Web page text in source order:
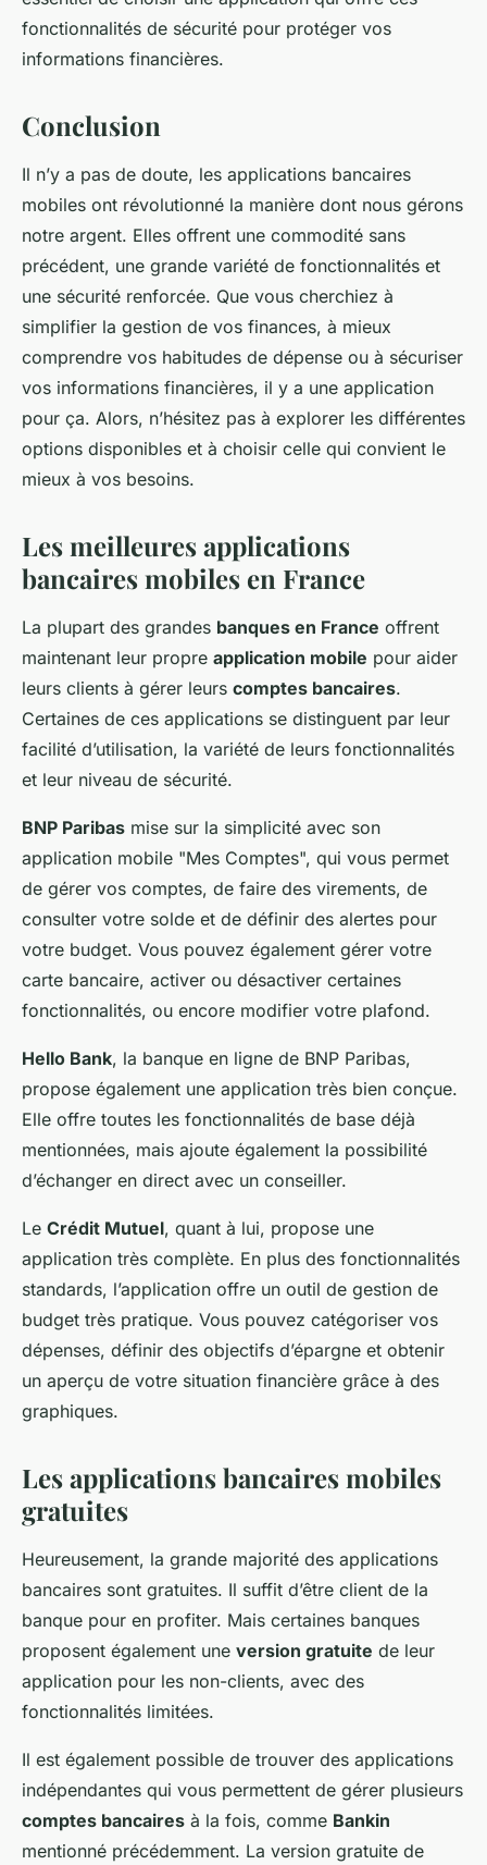
fonctionnalités de sécurité pour protéger vos
informations financières.
Conclusion
Il n’y a pas de doute, les applications bancaires
mobiles ont révolutionné la manière dont nous gérons
notre argent. Elles offrent une commodité sans
précédent, une grande variété de fonctionnalités et
une sécurité renforcée. Que vous cherchiez à
simplifier la gestion de vos finances, à mieux
comprendre vos habitudes de dépense ou à sécuriser
vos informations financières, il y a une application
pour ça. Alors, n’hésitez pas à explorer les différentes
options disponibles et à choisir celle qui convient le
mieux à vos besoins.
Les meilleures applications
bancaires mobiles en France
La plupart des grandes banques en France offrent
maintenant leur propre application mobile pour aider
leurs clients à gérer leurs comptes bancaires.
Certaines de ces applications se distinguent par leur
facilité d’utilisation, la variété de leurs fonctionnalités
et leur niveau de sécurité.
BNP Paribas mise sur la simplicité avec son
application mobile "Mes Comptes", qui vous permet
de gérer vos comptes, de faire des virements, de
consulter votre solde et de définir des alertes pour
votre budget. Vous pouvez également gérer votre
carte bancaire, activer ou désactiver certaines
fonctionnalités, ou encore modifier votre plafond.
Hello Bank, la banque en ligne de BNP Paribas,
propose également une application très bien conçue.
Elle offre toutes les fonctionnalités de base déjà
mentionnées, mais ajoute également la possibilité
d’échanger en direct avec un conseiller.
Le Crédit Mutuel, quant à lui, propose une
application très complète. En plus des fonctionnalités
standards, l’application offre un outil de gestion de
budget très pratique. Vous pouvez catégoriser vos
dépenses, définir des objectifs d’épargne et obtenir
un aperçu de votre situation financière grâce à des
graphiques.
Les applications bancaires mobiles
gratuites
Heureusement, la grande majorité des applications
bancaires sont gratuites. Il suffit d’être client de la
banque pour en profiter. Mais certaines banques
proposent également une version gratuite de leur
application pour les non-clients, avec des
fonctionnalités limitées.
Il est également possible de trouver des applications
indépendantes qui vous permettent de gérer plusieurs
comptes bancaires à la fois, comme Bankin
mentionné précédemment. La version gratuite de